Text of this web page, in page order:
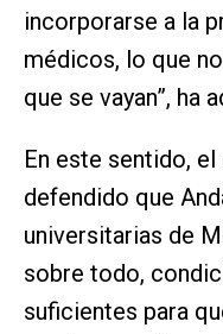
incorporarse a la
médicos, lo que
que se vayan”, ha
En este sentido,
defendido que
universitarias de
sobre todo,
suficientes para